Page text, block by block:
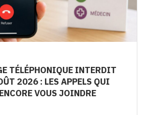
TÉLÉPHONIQUE INTERDIT
2026 : LES APPELS QUI
VOUS JOINDRE